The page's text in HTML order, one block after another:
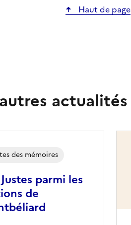
Haut de page
actualités
parmi les
de
des mémoires